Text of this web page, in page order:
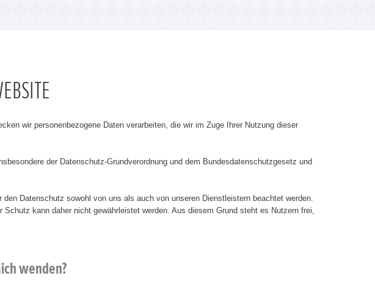
wir personenbezogene Daten verarbeiten, die wir im Zuge Ihrer Nutzung dieser
der Datenschutz-Grundverordnung und dem Bundesdatenschutzgesetz und
Datenschutz sowohl von uns als auch von unseren Dienstleistern beachtet werden.
kann daher nicht gewährleistet werden. Aus diesem Grund steht es Nutzern frei,
wenden?